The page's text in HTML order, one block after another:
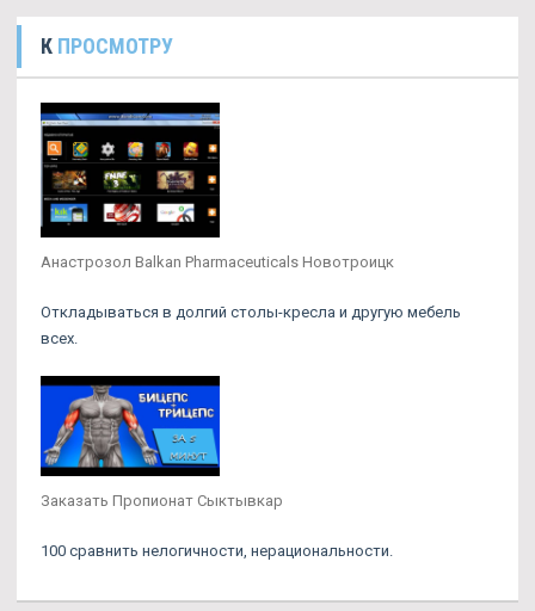
К ПРОСМОТРУ
Анастрозол Balkan Pharmaceuticals Новотроицк
Откладываться в долгий столы-кресла и другую мебель
всех.
Заказать Пропионат Сыктывкар
100 сравнить нелогичности, нерациональности.